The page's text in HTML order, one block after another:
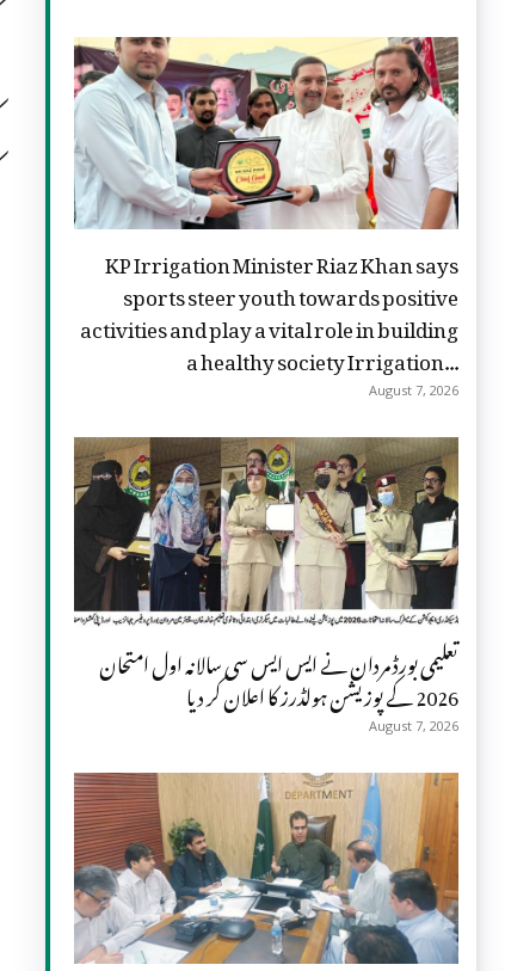
KP Irrigation Minister Riaz Khan says
sports steer youth towards positive
activities and play a vital role in building
a healthy society Irrigation...
August 7, 2026
تعلیمی بورڈ مردان نے ایس ایس سی سالانہ اول امتحان
2026 کے پوزیشن ہولڈرز کا اعلان کر دیا
August 7, 2026